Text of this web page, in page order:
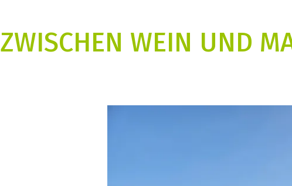
ZWISCHEN WEIN UND